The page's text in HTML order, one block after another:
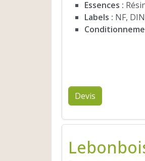
Essences :
Labels : NF,
Devis